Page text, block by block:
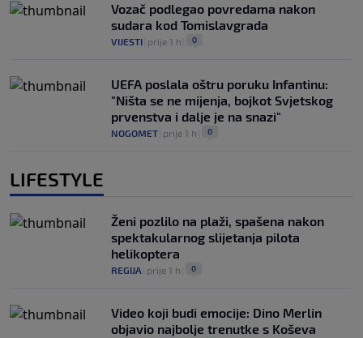
Vozač podlegao povredama nakon
sudara kod Tomislavgrada
VIJESTI prije 1 h 0
UEFA poslala oštru poruku Infantinu:
"Ništa se ne mijenja, bojkot Svjetskog
prvenstva i dalje je na snazi"
NOGOMET prije 1 h 0
LIFESTYLE
Ženi pozlilo na plaži, spašena nakon
spektakularnog slijetanja pilota
helikoptera
REGIJA prije 1 h 0
Video koji budi emocije: Dino Merlin
objavio najbolje trenutke s Koševa